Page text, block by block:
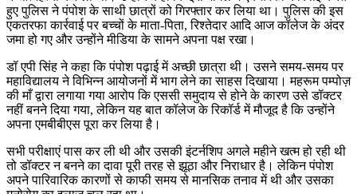
हुए पुलिस ने पंपोश के साथी छात्रों को गिरफ्तार कर लिया था। पुलिस की इस
एकतरफा कार्रवाई पर बच्चों के माता-पिता, रिश्तेदार आदि आज कॉलेज के अंदर
जमा हो गए और उन्होंने मीडिया के सामने अपना पक्ष रखा।
डॉ एपी सिंह ने कहा कि पंपोश पढ़ाई में अच्छी छात्रा थी। उसने समय-समय पर
महाविद्यालय ने विभिन्न आयोजनों में भाग लेने का साहस दिखाया। महरूम पम्पोज़
की माँ द्वारा लगाया गया आरोप कि एससी समुदाय से होने के कारण उसे डॉक्टर
नहीं बनने दिया गया, लेकिन यह बात कॉलेज के रिकॉर्ड में मौजूद है कि उन्होंने
अपना एमबीबीएस पूरा कर लिया है।
सभी परीक्षाएं पास कर ली थी और उसकी इंटर्नशिप अगले महीने खत्म हो रही थी
तो डॉक्टर न बनने का दावा पूरी तरह से झूठा और निराधार है। लेकिन पंपोश
अपने पारिवारिक कारणों से काफी समय से मानसिक तनाव में थी और उसका